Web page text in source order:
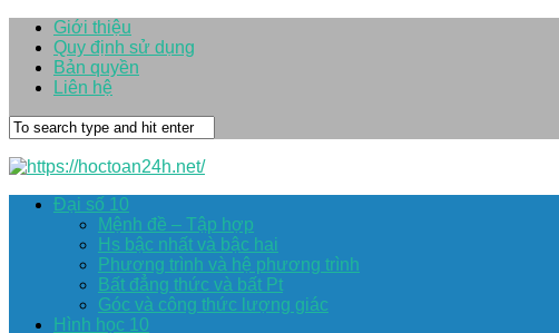
Giới thiệu
Quy định sử dụng
Bản quyền
Liên hệ
Đại số 10
Mệnh đề – Tập hợp
Hs bậc nhất và bậc hai
Phương trình và hệ phương trình
Bất đẳng thức và bất Pt
Góc và công thức lượng giác
Hình học 10